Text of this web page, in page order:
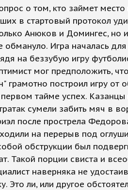
о том, кто займет
в стартовый протокол
Анюков и Домингес, но
Игра началась
на беззубую игру
мог предположить,
грамотно построил игру от
тайме успех. Казанцы
сумели забить мяч в
после прострела
на перерыв под
обструкции был
Такой порции свиста и
наверняка не
Это ли, или другое